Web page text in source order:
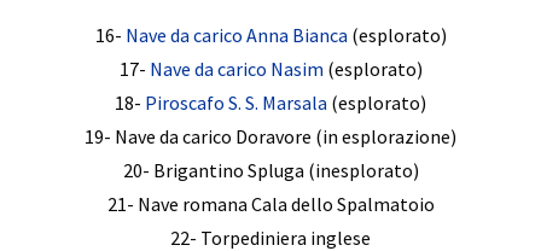
16- Nave da carico Anna Bianca (esplorato)
17- Nave da carico Nasim (esplorato)
18- Piroscafo S. S. Marsala (esplorato)
19- Nave da carico Doravore (in esplorazione)
20- Brigantino Spluga (inesplorato)
21- Nave romana Cala dello Spalmatoio
22- Torpediniera inglese